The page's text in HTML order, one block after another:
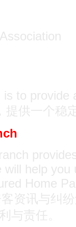
to
提供一个稳
help
Home
资讯与纠
与责任。